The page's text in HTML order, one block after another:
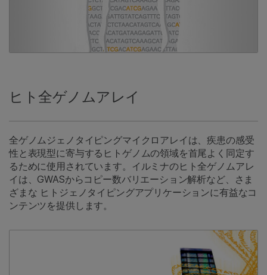
ヒト全ゲノムアレイ
全ゲノムジェノタイピングマイクロアレイは、疾患の感受
性と表現型に寄与するヒトゲノムの領域を首尾よく同定す
るために使用されています。イルミナのヒト全ゲノムアレ
イは、GWASからコピー数バリエーション解析など、さま
ざまな ヒトジェノタイピングアプリケーションに有益なコ
ンテンツを提供します。